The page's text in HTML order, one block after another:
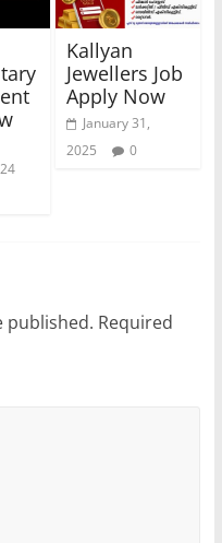
Kallyan
Jewellers Job
Apply Now
January 31,
2025
0
published. Required